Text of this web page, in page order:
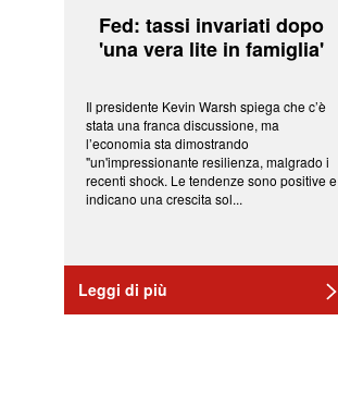
Fed: tassi invariati dopo
'una vera lite in famiglia'
Il presidente Kevin Warsh spiega che c’è
stata una franca discussione, ma
l’economia sta dimostrando
"un'impressionante resilienza, malgrado i
recenti shock. Le tendenze sono positive e
indicano una crescita sol...
Leggi di più